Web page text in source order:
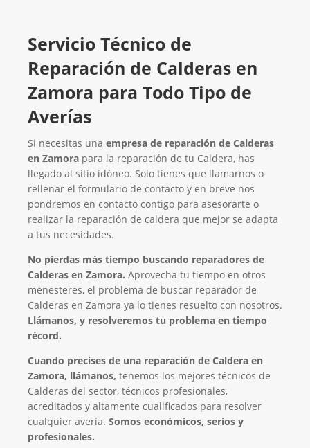
Servicio Técnico de
Reparación de Calderas en
Zamora para Todo Tipo de
Averías
Si necesitas una empresa de reparación de Calderas
en Zamora para la reparación de tu Caldera, has
llegado al sitio idóneo. Solo tienes que llamarnos o
rellenar el formulario de contacto y en breve nos
pondremos en contacto contigo para asesorarte o
realizar la reparación de caldera que mejor se adapta
a tus necesidades.
No pierdas más tiempo buscando reparadores de
Calderas en Zamora. Aprovecha tu tiempo en otros
menesteres, el problema de buscar reparador de
Calderas en Zamora ya lo tienes resuelto con nosotros.
Llámanos, y resolveremos tu problema en tiempo
récord.
Cuando precises de una reparación de Caldera en
Zamora, llámanos, tenemos los mejores técnicos de
Calderas del sector, técnicos profesionales,
acreditados y altamente cualificados para resolver
cualquier avería. Somos económicos, serios y
profesionales.